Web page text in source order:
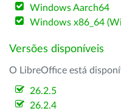
Windows Aarch64
Windows x86_64
Versões disponíveis
O LibreOffice está
26.2.5
26.2.4